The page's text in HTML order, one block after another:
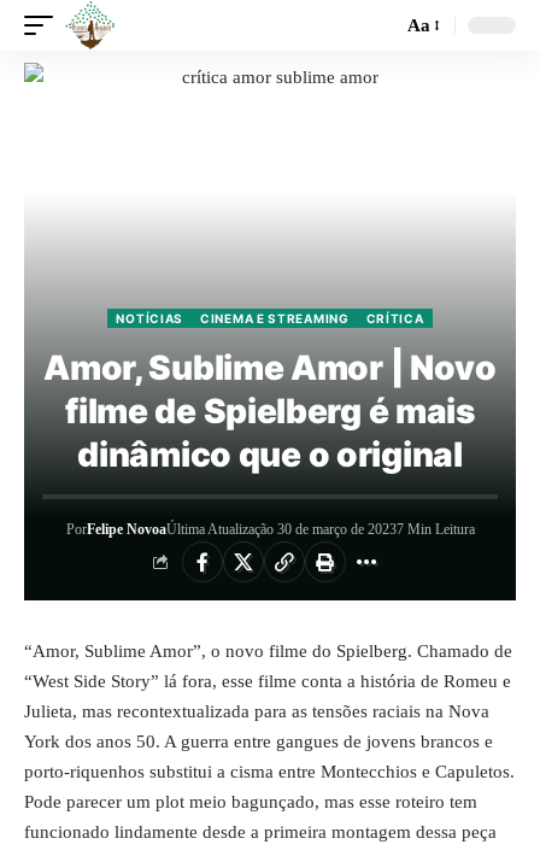
Aa
NOTÍCIAS CINEMA E STREAMING CRÍTICA
Amor, Sublime Amor | Novo
filme de Spielberg é mais
dinâmico que o original
PorFelipe NovoaÚltima Atualização 30 de março de 20237 Min Leitura
“Amor, Sublime Amor”, o novo filme do Spielberg. Chamado de
“West Side Story” lá fora, esse filme conta a história de Romeu e
Julieta, mas recontextualizada para as tensões raciais na Nova
York dos anos 50. A guerra entre gangues de jovens brancos e
porto-riquenhos substitui a cisma entre Montecchios e Capuletos.
Pode parecer um plot meio bagunçado, mas esse roteiro tem
funcionado lindamente desde a primeira montagem dessa peça